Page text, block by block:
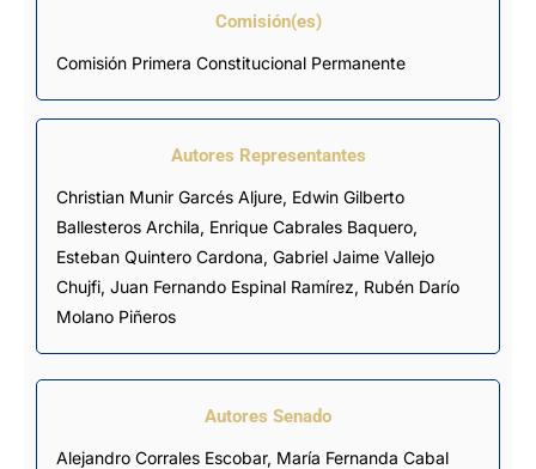
Comisión(es)
Comisión Primera Constitucional Permanente
Autores Representantes
Christian Munir Garcés Aljure, Edwin Gilberto
Ballesteros Archila, Enrique Cabrales Baquero,
Esteban Quintero Cardona, Gabriel Jaime Vallejo
Chujfi, Juan Fernando Espinal Ramírez, Rubén Darío
Molano Piñeros
Autores Senado
Alejandro Corrales Escobar, María Fernanda Cabal